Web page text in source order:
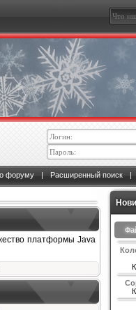
форуму | Расширенный поиск |
платформы Java